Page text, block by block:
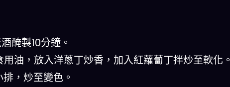
醃製10分鐘。
油，放入洋蔥丁炒香，加入紅蘿蔔丁拌炒至軟化。
，炒至變色。